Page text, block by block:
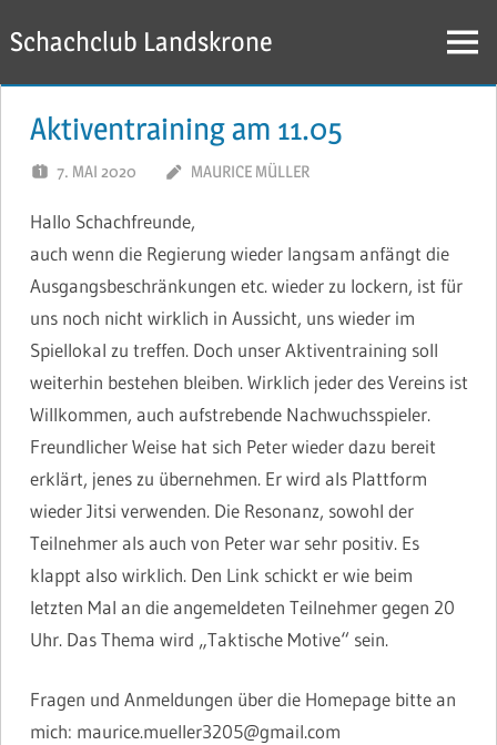
Inhalt
springen
Schachclub Landskrone Menü
Aktiventraining am 11.05
7. MAI 2020 MAURICE MÜLLER
Hallo Schachfreunde,
auch wenn die Regierung wieder langsam anfängt die
Ausgangsbeschränkungen etc. wieder zu lockern, ist für
uns noch nicht wirklich in Aussicht, uns wieder im
Spiellokal zu treffen. Doch unser Aktiventraining soll
weiterhin bestehen bleiben. Wirklich jeder des Vereins ist
Willkommen, auch aufstrebende Nachwuchsspieler.
Freundlicher Weise hat sich Peter wieder dazu bereit
erklärt, jenes zu übernehmen. Er wird als Plattform
wieder Jitsi verwenden. Die Resonanz, sowohl der
Teilnehmer als auch von Peter war sehr positiv. Es
klappt also wirklich. Den Link schickt er wie beim
letzten Mal an die angemeldeten Teilnehmer gegen 20
Uhr. Das Thema wird „Taktische Motive“ sein.
Fragen und Anmeldungen über die Homepage bitte an
mich: maurice.mueller3205@gmail.com